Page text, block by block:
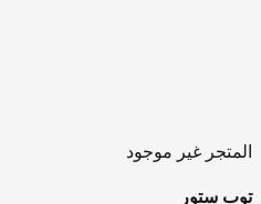
المتجر غير موجود
توب ستور